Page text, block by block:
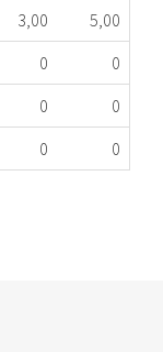
3,00
5,00
0
0
0
0
0 0